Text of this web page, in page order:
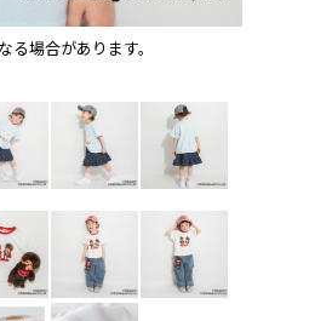
場合があります。